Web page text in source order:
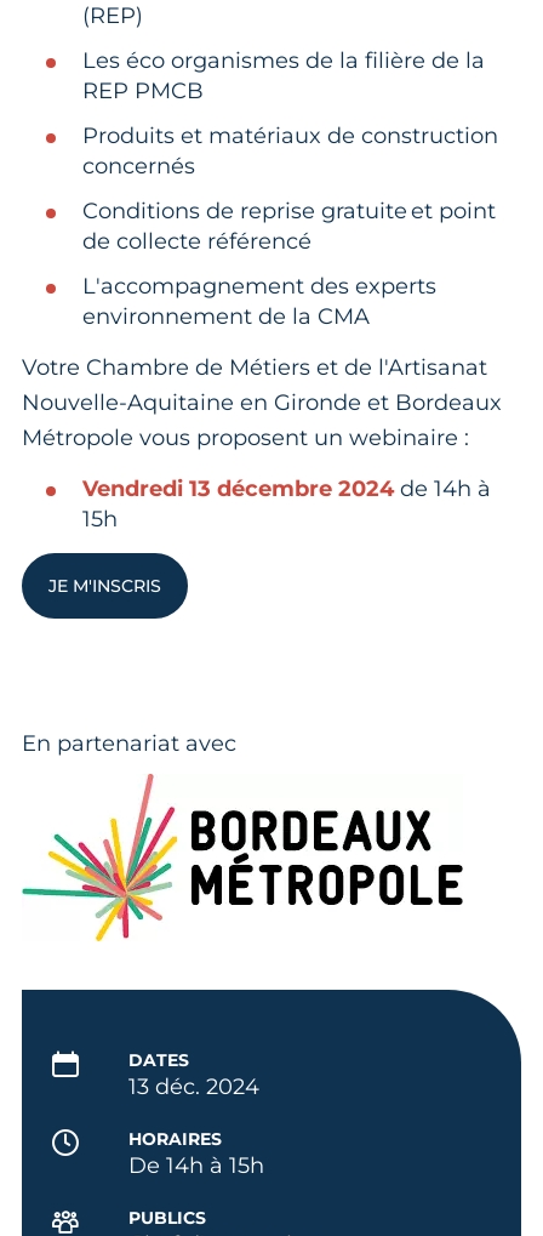
(REP)
Les éco organismes de la filière de la
REP PMCB
Produits et matériaux de construction
concernés
Conditions de reprise gratuite et point
de collecte référencé
L'accompagnement des experts
environnement de la CMA
Votre Chambre de Métiers et de l'Artisanat
Nouvelle-Aquitaine en Gironde et Bordeaux
Métropole vous proposent un webinaire :
Vendredi 13 décembre 2024de 14h à
15h
JE M'INSCRIS
En partenariat avec
DATES
13 déc. 2024
HORAIRES
De 14h à 15h
PUBLICS